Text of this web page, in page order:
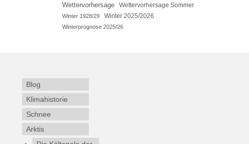
Wettervorhersage Wettervorhersage Sommer
Winter 1928/29 Winter 2025/2026
Winterprognose 2025/26
Blog
Klimahistorie
Schnee
Arktis